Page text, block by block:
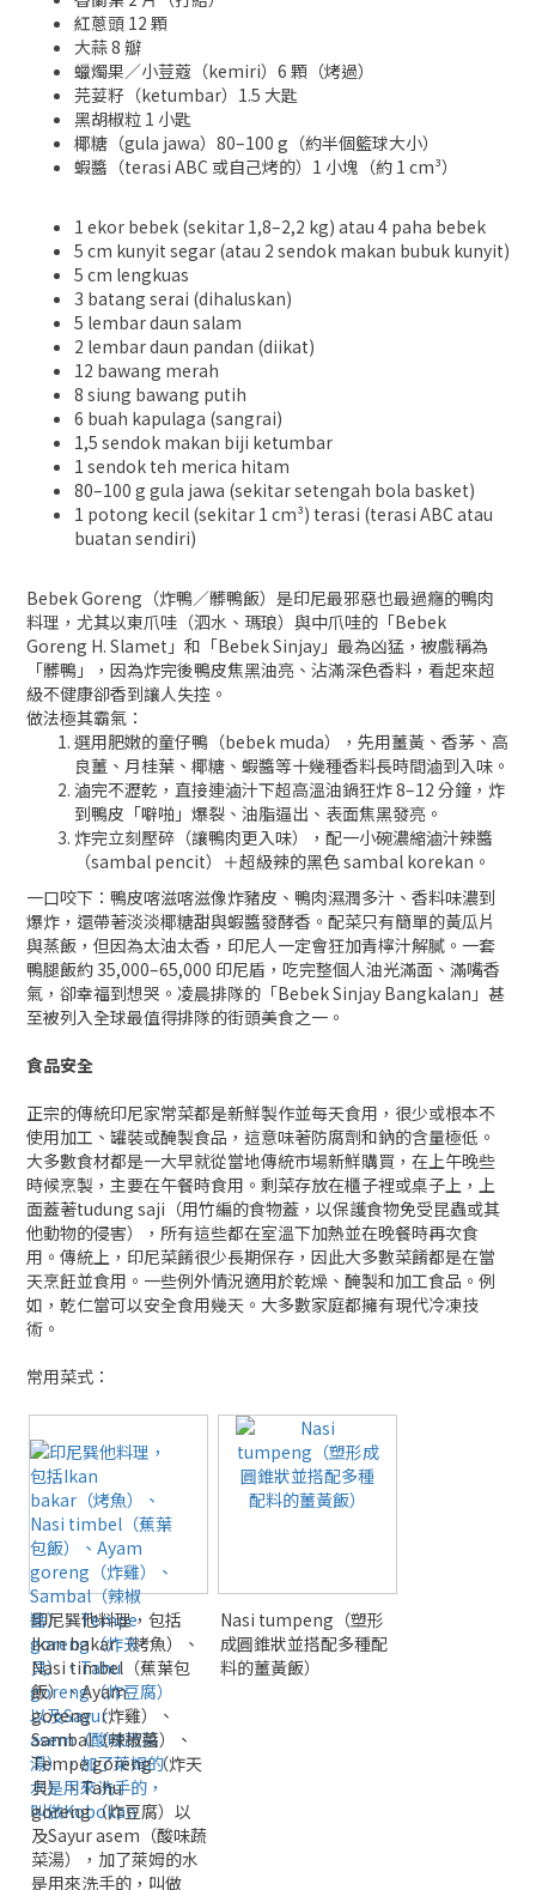
紅蔥頭 12 顆
大蒜 8 瓣
蠟燭果／小荳蔻（kemiri）6 顆（烤過）
芫荽籽（ketumbar）1.5 大匙
黑胡椒粒 1 小匙
椰糖（gula jawa）80–100 g（約半個籃球大小）
蝦醬（terasi ABC 或自己烤的）1 小塊（約 1 cm³）
1 ekor bebek (sekitar 1,8–2,2 kg) atau 4 paha bebek
5 cm kunyit segar (atau 2 sendok makan bubuk kunyit)
5 cm lengkuas
3 batang serai (dihaluskan)
5 lembar daun salam
2 lembar daun pandan (diikat)
12 bawang merah
8 siung bawang putih
6 buah kapulaga (sangrai)
1,5 sendok makan biji ketumbar
1 sendok teh merica hitam
80–100 g gula jawa (sekitar setengah bola basket)
1 potong kecil (sekitar 1 cm³) terasi (terasi ABC atau
buatan sendiri)
Bebek Goreng（炸鴨／髒鴨飯）是印尼最邪惡也最過癮的鴨肉
料理，尤其以東爪哇（泗水、瑪琅）與中爪哇的「Bebek
Goreng H. Slamet」和「Bebek Sinjay」最為凶猛，被戲稱為
「髒鴨」，因為炸完後鴨皮焦黑油亮、沾滿深色香料，看起來超
級不健康卻香到讓人失控。
做法極其霸氣：
選用肥嫩的童仔鴨（bebek muda），先用薑黃、香茅、高
良薑、月桂葉、椰糖、蝦醬等十幾種香料長時間滷到入味。
滷完不瀝乾，直接連滷汁下超高溫油鍋狂炸 8–12 分鐘，炸
到鴨皮「噼啪」爆裂、油脂逼出、表面焦黑發亮。
炸完立刻壓碎（讓鴨肉更入味），配一小碗濃縮滷汁辣醬
（sambal pencit）＋超級辣的黑色 sambal korekan。
一口咬下：鴨皮喀滋喀滋像炸豬皮、鴨肉濕潤多汁、香料味濃到
爆炸，還帶著淡淡椰糖甜與蝦醬發酵香。配菜只有簡單的黃瓜片
與蒸飯，但因為太油太香，印尼人一定會狂加青檸汁解膩。一套
鴨腿飯約 35,000–65,000 印尼盾，吃完整個人油光滿面、滿嘴香
氣，卻幸福到想哭。凌晨排隊的「Bebek Sinjay Bangkalan」甚
至被列入全球最值得排隊的街頭美食之一。
食品安全
正宗的傳統印尼家常菜都是新鮮製作並每天食用，很少或根本不
使用加工、罐裝或醃製食品，這意味著防腐劑和鈉的含量極低。
大多數食材都是一大早就從當地傳統市場新鮮購買，在上午晚些
時候烹製，主要在午餐時食用。剩菜存放在櫃子裡或桌子上，上
面蓋著tudung saji（用竹編的食物蓋，以保護食物免受昆蟲或其
他動物的侵害），所有這些都在室溫下加熱並在晚餐時再次食
用。傳統上，印尼菜餚很少長期保存，因此大多數菜餚都是在當
天烹飪並食用。一些例外情況適用於乾燥、醃製和加工食品。例
如，乾仁當可以安全食用幾天。大多數家庭都擁有現代冷凍技
術。
常用菜式：
印尼巽他料理，包括
Ikan bakar（烤魚）、
Nasi timbel（蕉葉包
飯）、Ayam
goreng（炸雞）、
Sambal（辣椒醬）、
Tempe goreng（炸天
貝）、Tahu
goreng（炸豆腐）以
及Sayur asem（酸味蔬
菜湯），加了萊姆的水
是用來洗手的，叫做
Nasi tumpeng（塑形
成圓錐狀並搭配多種配
料的薑黃飯）